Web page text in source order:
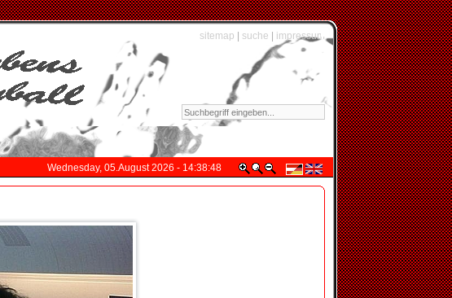
sitemap suche impressum
Wednesday, 05.August 2026 - 14:38:48